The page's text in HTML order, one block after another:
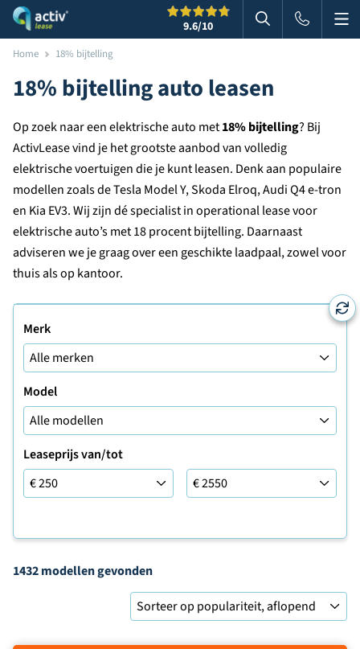
9.6/10 Zoeken in
Home 18% bijtelling
18% bijtelling auto leasen
Op zoek naar een elektrische auto met18% bijtelling? Bij
ActivLease vind je het grootste aanbod van volledig
elektrische voertuigen die je kunt leasen. Denk aan populaire
modellen zoals de Tesla Model Y, Skoda Elroq, Audi Q4 e-tron
en Kia EV3. Wij zijn dé specialist in operational lease voor
elektrische auto’s met 18 procent bijtelling. Daarnaast
adviseren we je graag over een geschikte laadpaal, zowel voor
thuis als op kantoor.
Merk
Model
Leaseprijs van/tot
Leaseprijs van/tot
1432 modellengevonden